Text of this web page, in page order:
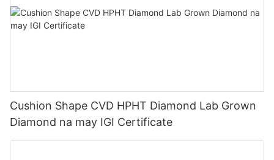
Cushion Shape CVD HPHT Diamond Lab Grown
Diamond na may IGI Certificate